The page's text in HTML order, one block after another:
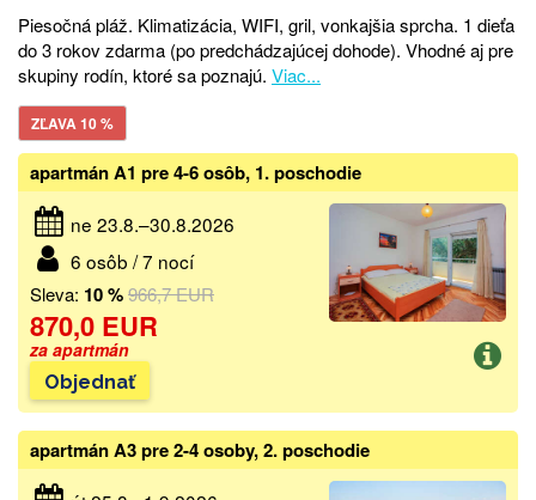
Piesočná pláž. Klimatizácia, WIFI, gril, vonkajšia sprcha. 1 dieťa
do 3 rokov zdarma (po predchádzajúcej dohode). Vhodné aj pre
skupiny rodín, ktoré sa poznajú. Viac...
ZĽAVA 10 %
apartmán A1 pre 4-6 osôb, 1. poschodie
ne 23.8.–30.8.2026
6 osôb / 7 nocí
Sleva: 10 %966,7 EUR
870,0 EUR
za apartmán
Objednať
apartmán A3 pre 2-4 osoby, 2. poschodie